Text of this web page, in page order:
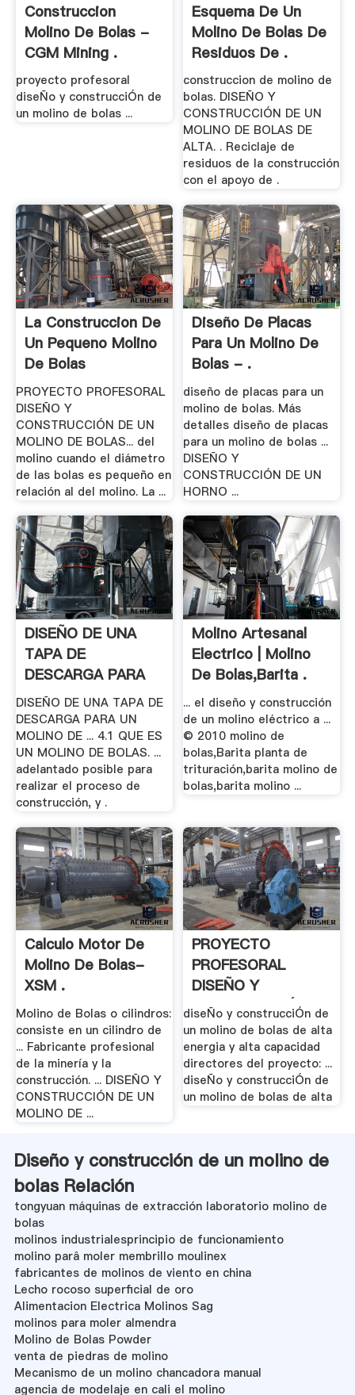
Construccion
Molino De Bolas -
CGM Mining .
proyecto profesoral
diseÑo y construcciÓn de
un molino de bolas ...
Esquema De Un
Molino De Bolas De
Residuos De .
construccion de molino de
bolas. DISEÑO Y
CONSTRUCCIÓN DE UN
MOLINO DE BOLAS DE
ALTA. . Reciclaje de
residuos de la construcción
con el apoyo de .
La Construccion De
Un Pequeno Molino
De Bolas
PROYECTO PROFESORAL
DISEÑO Y
CONSTRUCCIÓN DE UN
MOLINO DE BOLAS... del
molino cuando el diámetro
de las bolas es pequeño en
relación al del molino. La ...
Diseño De Placas
Para Un Molino De
Bolas - .
diseño de placas para un
molino de bolas. Más
detalles diseño de placas
para un molino de bolas ...
DISEÑO Y
CONSTRUCCIÓN DE UN
HORNO ...
DISEÑO DE UNA
TAPA DE
DESCARGA PARA
UN .
DISEÑO DE UNA TAPA DE
DESCARGA PARA UN
MOLINO DE ... 4.1 QUE ES
UN MOLINO DE BOLAS. ...
adelantado posible para
realizar el proceso de
construcción, y .
Molino Artesanal
Electrico | Molino
De Bolas,Barita .
... el diseño y construcción
de un molino eléctrico a ...
© 2010 molino de
bolas,Barita planta de
trituración,barita molino de
bolas,barita molino ...
Calculo Motor De
Molino De Bolas-
XSM .
Molino de Bolas o cilindros:
consiste en un cilindro de
... Fabricante profesional
de la minería y la
construcción. ... DISEÑO Y
CONSTRUCCIÓN DE UN
MOLINO DE ...
PROYECTO
PROFESORAL
DISEÑO Y
CONSTRUCCIÓN .
diseÑo y construcciÓn de
un molino de bolas de alta
energia y alta capacidad
directores del proyecto: ...
diseÑo y construcciÓn de
un molino de bolas de alta
Diseño y construcción de un molino de
bolas Relación
tongyuan máquinas de extracción laboratorio molino de
bolas
molinos industrialesprincipio de funcionamiento
molino parâ moler membrillo moulinex
fabricantes de molinos de viento en china
Lecho rocoso superficial de oro
Alimentacion Electrica Molinos Sag
molinos para moler almendra
Molino de Bolas Powder
venta de piedras de molino
Mecanismo de un molino chancadora manual
agencia de modelaje en cali el molino